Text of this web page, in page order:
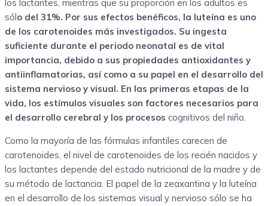
los lactantes, mientras que su proporción en los adultos es
sól o del 31%. Por sus efectos benéficos, la luteína es uno
de los carotenoides más investigados. Su ingesta
suficiente durante el periodo neonatal es de vital
importancia, debido a sus propiedades antioxidantes y
antiinflamatorias, así como a su papel en el desarrollo del
sistema nervioso y visual. En las primeras etapas de la
vida, los estímulos visuales son factores necesarios para
el desarrollo cerebral y los procesos cognitivos del niño.
Como la mayoría de las fórmulas infantiles carecen de
carotenoides, el nivel de carotenoides de los recién nacidos y
los lactantes depende del estado nutricional de la madre y de
su método de lactancia. El papel de la zeaxantina y la luteína
en el desarrollo de los sistemas visual y nervioso sólo se ha